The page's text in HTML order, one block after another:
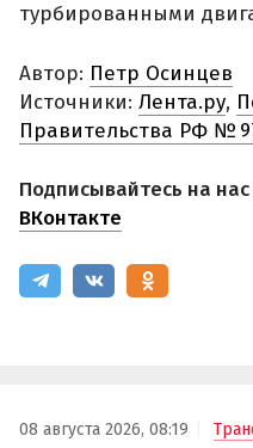
турбированными
Автор: Петр Осинцев
Источники: Лента.ру,
Правительства РФ №
Подписывайтесь на нас
ВКонтакте
08 августа 2026, 08:19